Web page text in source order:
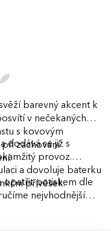
barevný akcent k
v nečekaných
s kovovým
zachování
dodává se již s
provoz.
a dovoluje baterku
přívěsek.
opatřit potiskem dle
nejvhodnější
i váš rozpočet.